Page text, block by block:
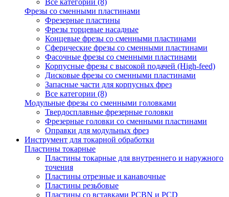
Все категории (8)
Фрезы со сменными пластинами
Фрезерные пластины
Фрезы торцевые насадные
Концевые фрезы со сменными пластинами
Сферические фрезы со сменными пластинами
Фасочные фрезы со сменными пластинами
Корпусные фрезы с высокой подачей (High-feed)
Дисковые фрезы со сменными пластинами
Запасные части для корпусных фрез
Все категории (8)
Модульные фрезы со сменными головками
Твердосплавные фрезерные головки
Фрезерные головки со сменными пластинами
Оправки для модульных фрез
Инструмент для токарной обработки
Пластины токарные
Пластины токарные для внутреннего и наружного
точения
Пластины отрезные и канавочные
Пластины резьбовые
Пластины со вставками PCBN и PCD